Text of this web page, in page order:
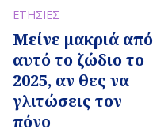
ΕΤΗΣΙΕΣ
Μείνε μακριά από
αυτό το ζώδιο το
2025, αν θες να
γλιτώσεις τον
πόνο